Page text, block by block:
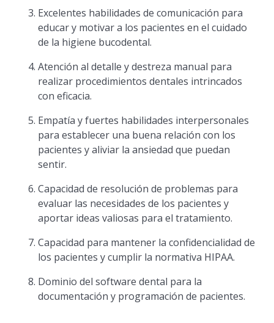
Excelentes habilidades de comunicación para
educar y motivar a los pacientes en el cuidado
de la higiene bucodental.
Atención al detalle y destreza manual para
realizar procedimientos dentales intrincados
con eficacia.
Empatía y fuertes habilidades interpersonales
para establecer una buena relación con los
pacientes y aliviar la ansiedad que puedan
sentir.
Capacidad de resolución de problemas para
evaluar las necesidades de los pacientes y
aportar ideas valiosas para el tratamiento.
Capacidad para mantener la confidencialidad de
los pacientes y cumplir la normativa HIPAA.
Dominio del software dental para la
documentación y programación de pacientes.